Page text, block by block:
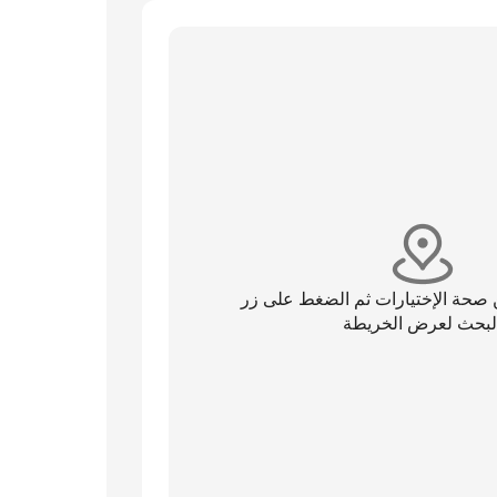
صحة الإختيارات ثم الضغط على زر
البحث لعرض الخريطة